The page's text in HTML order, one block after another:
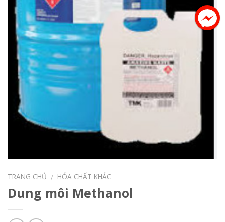
TRANG CHỦ / HÓA CHẤT KHÁC
Dung môi Methanol